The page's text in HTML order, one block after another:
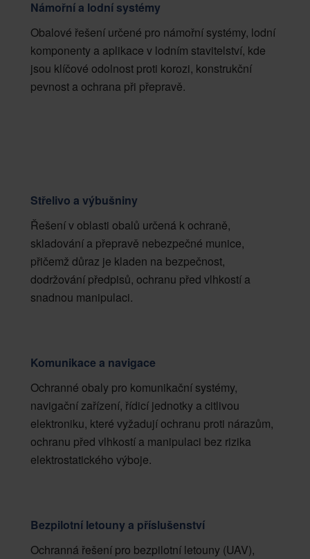
Námořní a lodní systémy
Obalové řešení určené pro námořní systémy, lodní
komponenty a aplikace v lodním stavitelství, kde
jsou klíčové odolnost proti korozi, konstrukční
pevnost a ochrana při přepravě.
Střelivo a výbušniny
Řešení v oblasti obalů určená k ochraně,
skladování a přepravě nebezpečné munice,
přičemž důraz je kladen na bezpečnost,
dodržování předpisů, ochranu před vlhkostí a
snadnou manipulaci.
Komunikace a navigace
Ochranné obaly pro komunikační systémy,
navigační zařízení, řídicí jednotky a citlivou
elektroniku, které vyžadují ochranu proti nárazům,
ochranu před vlhkostí a manipulaci bez rizika
elektrostatického výboje.
Bezpilotní letouny a příslušenství
Ochranná řešení pro bezpilotní letouny (UAV),